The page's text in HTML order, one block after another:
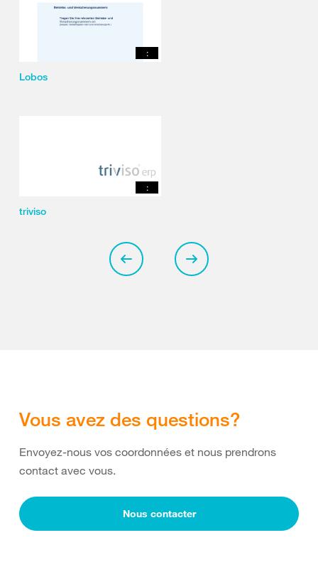
:
Lobos
:
triviso
Vous avez des questions?
Envoyez-nous vos coordonnées et nous prendrons
contact avec vous.
Nous contacter